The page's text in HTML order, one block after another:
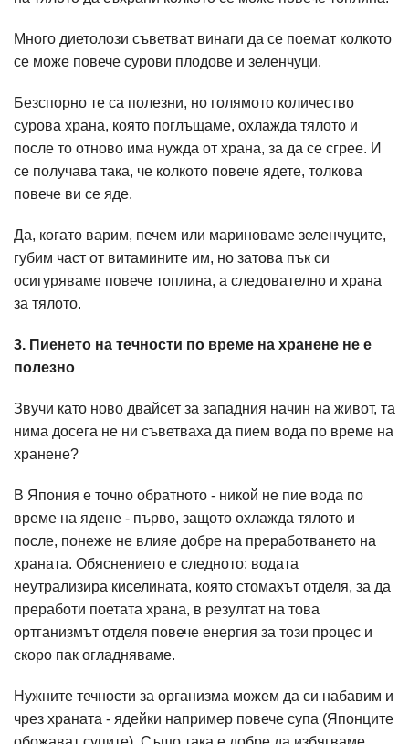
Много диетолози съветват винаги да се поемат колкото
се може повече сурови плодове и зеленчуци.
Безспорно те са полезни, но голямото количество
сурова храна, която поглъщаме, охлажда тялото и
после то отново има нужда от храна, за да се сгрее. И
се получава така, че колкото повече ядете, толкова
повече ви се яде.
Да, когато варим, печем или мариноваме зеленчуците,
губим част от витамините им, но затова пък си
осигуряваме повече топлина, а следователно и храна
за тялото.
3. Пиенето на течности по време на хранене не е
полезно
Звучи като ново двайсет за западния начин на живот, та
нима досега не ни съветваха да пием вода по време на
хранене?
В Япония е точно обратното - никой не пие вода по
време на ядене - първо, защото охлажда тялото и
после, понеже не влияе добре на преработването на
храната. Обяснението е следното: водата
неутрализира киселината, която стомахът отделя, за да
преработи поетата храна, в резултат на това
ортганизмът отделя повече енергия за този процес и
скоро пак огладняваме.
Нужните течности за организма можем да си набавим и
чрез храната - ядейки например повече супа (Японците